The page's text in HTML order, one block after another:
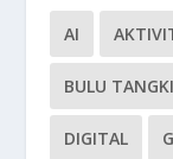
AI
BULU
DIGITAL